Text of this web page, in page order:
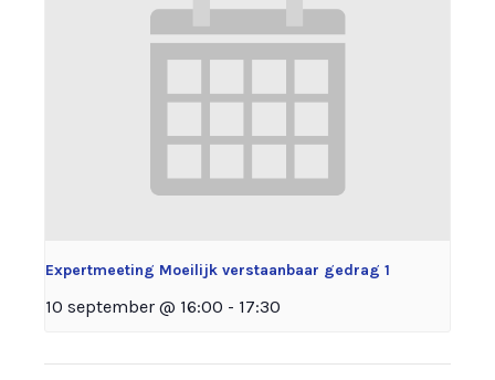
Expertmeeting Moeilijk verstaanbaar gedrag 1
10 september @ 16:00 - 17:30